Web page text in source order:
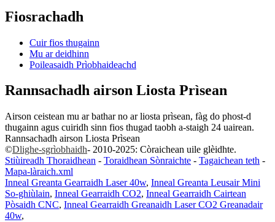
Fiosrachadh
Cuir fios thugainn
Mu ar deidhinn
Poileasaidh Prìobhaideachd
Rannsachadh airson Liosta Prìsean
Airson ceistean mu ar bathar no ar liosta prìsean, fàg do phost-d
thugainn agus cuiridh sinn fios thugad taobh a-staigh 24 uairean.
Rannsachadh airson Liosta Prìsean
©Dlighe-sgrìobhaidh- 2010-2025: Còraichean uile glèidhte.
Stiùireadh Thoraidhean - Toraidhean Sònraichte - Tagaichean teth -
Mapa-làraich.xml
Inneal Greanta Gearraidh Laser 40w, Inneal Greanta Leusair Mini
So-ghiùlain, Inneal Gearraidh CO2, Inneal Gearraidh Cairtean
Pòsaidh CNC, Inneal Gearraidh Greanaidh Laser CO2 Greanadair
40w,